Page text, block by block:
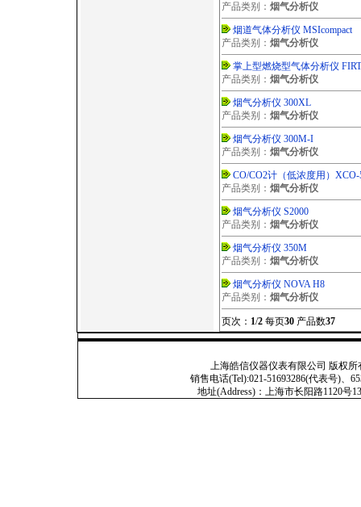
产品类别： 烟气分析仪
烟道气体分析仪 MSIcompact
产品类别： 烟气分析仪
掌上型燃烧型气体分析仪
产品类别： 烟气分析仪
烟气分析仪 300XL
产品类别： 烟气分析仪
烟气分析仪 300M-I
产品类别： 烟气分析仪
CO/CO2计（低浓度用）
产品类别： 烟气分析仪
烟气分析仪 S2000
产品类别： 烟气分析仪
烟气分析仪 350M
产品类别： 烟气分析仪
烟气分析仪 NOVA H8
产品类别： 烟气分析仪
页次： 1/2 每页30 产品数37
上海皓信仪器仪表有限公司 版权所
销售电话(Tel):021-51693286(代表号)、
地址(Address)：上海市长阳路1120号